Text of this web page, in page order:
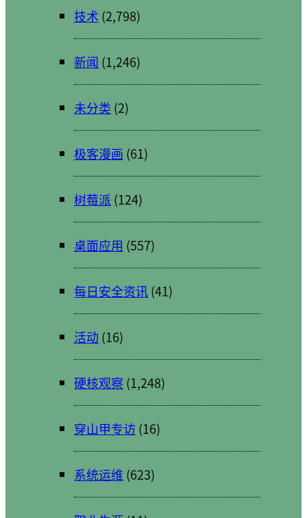
技术 (2,798)
新闻 (1,246)
未分类 (2)
极客漫画 (61)
树莓派 (124)
桌面应用 (557)
每日安全资讯(41)
活动 (16)
硬核观察 (1,248)
穿山甲专访(16)
系统运维 (623)